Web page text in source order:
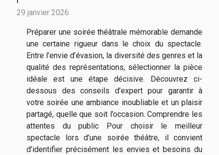
29 janvier 2026
Préparer une soirée théâtrale mémorable demande
une certaine rigueur dans le choix du spectacle.
Entre l’envie d’évasion, la diversité des genres et la
qualité des représentations, sélectionner la pièce
idéale est une étape décisive. Découvrez ci-
dessous des conseils d’expert pour garantir à
votre soirée une ambiance inoubliable et un plaisir
partagé, quelle que soit l’occasion. Comprendre les
attentes du public Pour choisir le meilleur
spectacle lors d’une soirée théâtre, il convient
d’identifier précisément les envies et besoins du